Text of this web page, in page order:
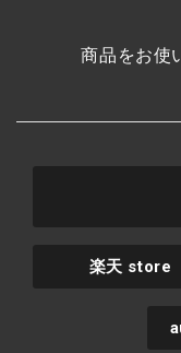
商品をお使
楽天 store